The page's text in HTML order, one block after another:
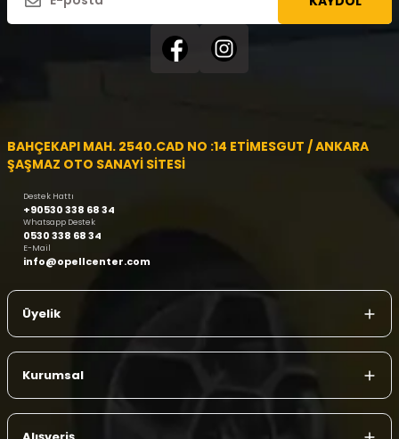
BAHÇEKAPI MAH. 2540.CAD NO :14 ETİMESGUT / ANKARA
ŞAŞMAZ OTO SANAYİ SİTESİ
Destek Hattı
+90530 338 68 34
Whatsapp Destek
0530 338 68 34
E-Mail
info@opellcenter.com
Üyelik
Kurumsal